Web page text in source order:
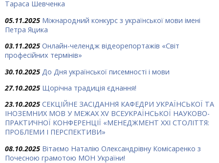
Тараса Шевченка
05.11.2025 Міжнародний конкурс з української мови імені
Петра Яцика
03.11.2025 Онлайн-челендж відеорепортажів «Світ
професійних термінів»
30.10.2025 До Дня української писемності і мови
27.10.2025 Щорічна традиція єднання!
23.10.2025 СЕКЦІЙНЕ ЗАСІДАННЯ КАФЕДРИ УКРАЇНСЬКОЇ ТА
ІНОЗЕМНИХ МОВ У МЕЖАХ ХV ВСЕУКРАЇНСЬКОЇ НАУКОВО-
ПРАКТИЧНОЇ КОНФЕРЕНЦІЇ «МЕНЕДЖМЕНТ XXI СТОЛІТТЯ:
ПРОБЛЕМИ І ПЕРСПЕКТИВИ»
08.10.2025 Вітаємо Наталію Олександрівну Комісаренко з
Почесною грамотою МОН України!